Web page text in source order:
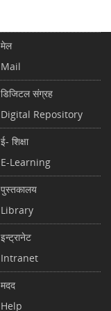
मेल
Mail
डिजिटल संग्रह
Digital Repository
ई- शिक्षा
E-Learning
पुस्तकालय
Library
इन्ट्रानेट
Intranet
मदद
Help